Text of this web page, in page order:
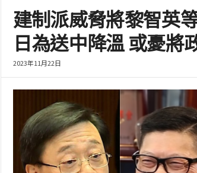
建制派威脅將黎智英
日為送中降溫 或憂將
2023年11月22日